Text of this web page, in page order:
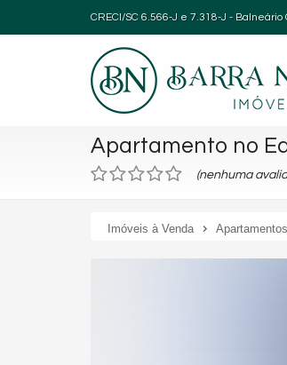
CRECI/SC 6.566-J e 7.318-J - Balneário
Apartamento no
(nenhuma
Imóveis à Venda Apartamentos